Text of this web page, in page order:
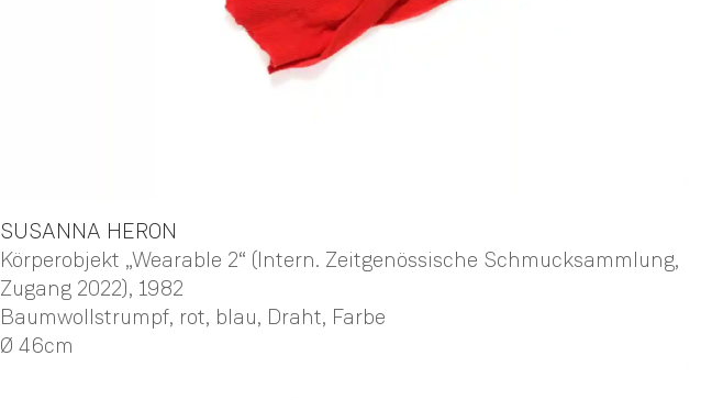
SUSANNA HERON
Körperobjekt „Wearable 2“ (Intern. Zeitgenössische Schmucksammlung,
Zugang 2022), 1982
Baumwollstrumpf, rot, blau, Draht, Farbe
Ø 46cm